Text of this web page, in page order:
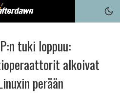
tuki loppuu:
alkoivat
perään